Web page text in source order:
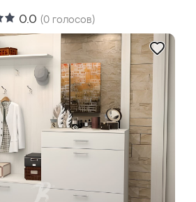
0.0 (0 голосов)